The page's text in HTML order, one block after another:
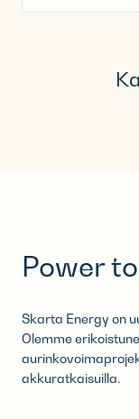
Power
Skarta Energy on
Olemme
akkuratkaisuilla.​